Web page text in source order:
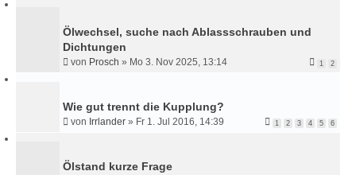
Ölwechsel, suche nach Ablassschrauben und
Dichtungen
von Prosch » Mo 3. Nov 2025, 13:14 1 2
Wie gut trennt die Kupplung?
von Irrlander » Fr 1. Jul 2016, 14:39 1 2 3 4 5 6
Ölstand kurze Frage